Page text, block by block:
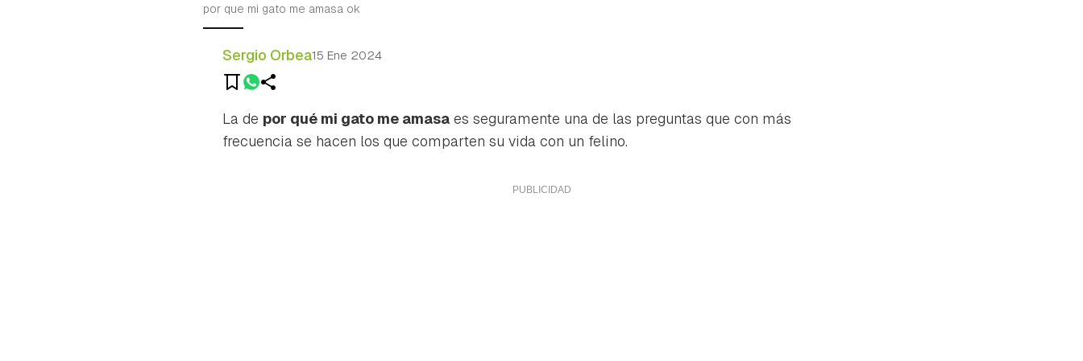
por que mi gato me amasa ok
Sergio Orbea15 Ene 2024
La de por qué mi gato me amasa es seguramente una de las preguntas que con más
frecuencia se hacen los que comparten su vida con un felino.